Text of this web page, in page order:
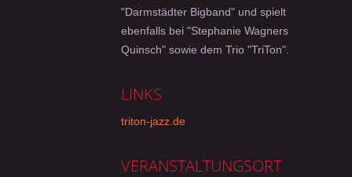
"Darmstädter Bigband" und spielt
ebenfalls bei "Stephanie Wagners
Quinsch" sowie dem Trio "TriTon".
LINKS
triton-jazz.de
VERANSTALTUNGSORT